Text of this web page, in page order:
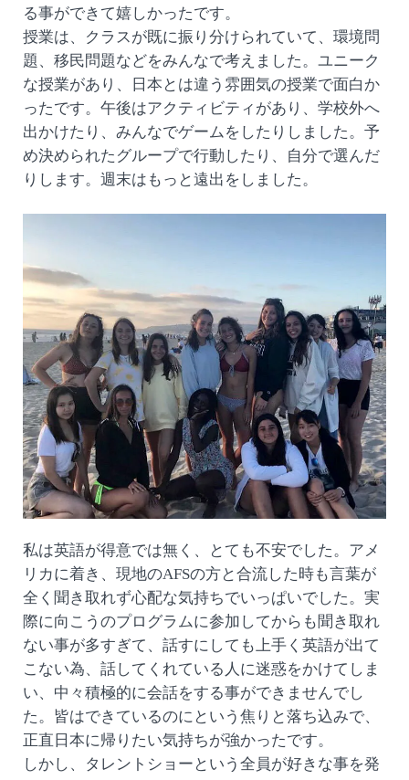
る事ができて嬉しかったです。
授業は、クラスが既に振り分けられていて、環境問
題、移民問題などをみんなで考えました。ユニーク
な授業があり、日本とは違う雰囲気の授業で面白か
ったです。午後はアクティビティがあり、学校外へ
出かけたり、みんなでゲームをしたりしました。予
め決められたグループで行動したり、自分で選んだ
りします。週末はもっと遠出をしました。
私は英語が得意では無く、とても不安でした。アメ
リカに着き、現地のAFSの方と合流した時も言葉が
全く聞き取れず心配な気持ちでいっぱいでした。実
際に向こうのプログラムに参加してからも聞き取れ
ない事が多すぎて、話すにしても上手く英語が出て
こない為、話してくれている人に迷惑をかけてしま
い、中々積極的に会話をする事ができませんでし
た。皆はできているのにという焦りと落ち込みで、
正直日本に帰りたい気持ちが強かったです。
しかし、タレントショーという全員が好きな事を発